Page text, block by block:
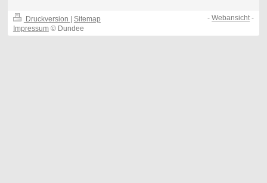
Druckversion
Sitemap
Impressum© Dundee
-Webansicht-